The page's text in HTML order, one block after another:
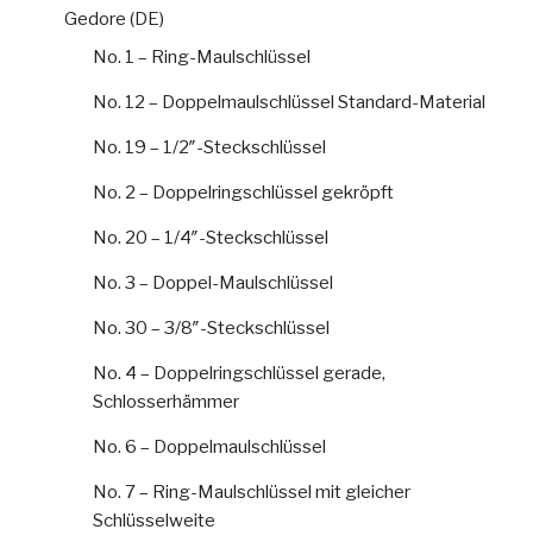
Gedore (DE)
No. 1 – Ring-Maulschlüssel
No. 12 – Doppelmaulschlüssel Standard-Material
No. 19 – 1/2″-Steckschlüssel
No. 2 – Doppelringschlüssel gekröpft
No. 20 – 1/4″-Steckschlüssel
No. 3 – Doppel-Maulschlüssel
No. 30 – 3/8″-Steckschlüssel
No. 4 – Doppelringschlüssel gerade,
Schlosserhämmer
No. 6 – Doppelmaulschlüssel
No. 7 – Ring-Maulschlüssel mit gleicher
Schlüsselweite